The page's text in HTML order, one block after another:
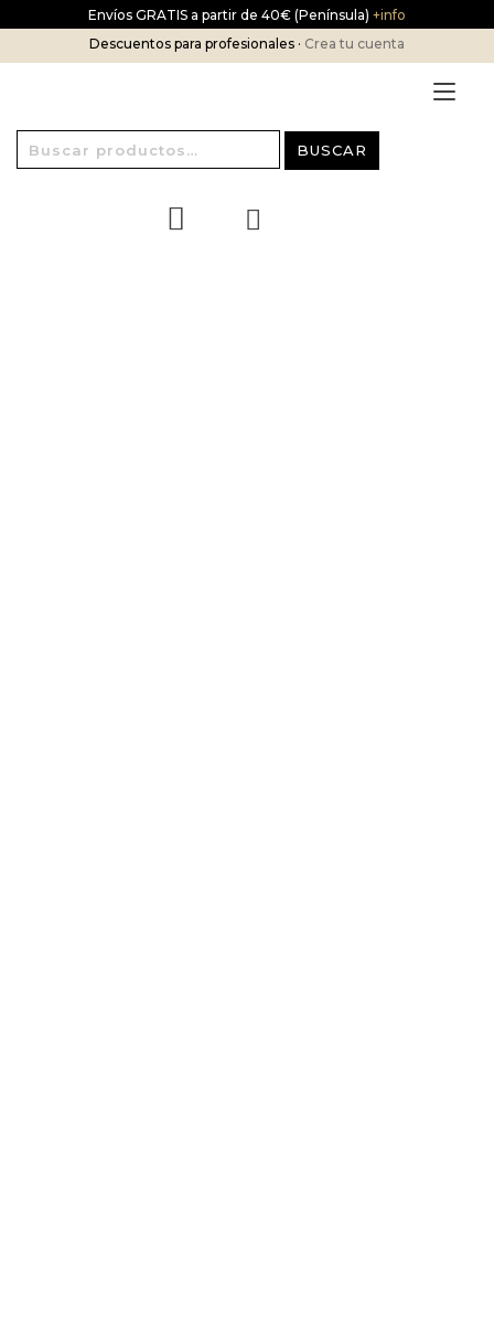
al
contenido
Envíos GRATIS a partir de 40€ (Península) +info
Descuentos para profesionales · Crea tu cuenta
Buscar
por:
BUSCAR